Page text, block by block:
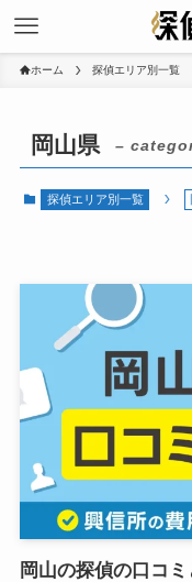
ホーム 探偵エリア別一覧
岡山県 –
探偵エリア別一覧
岡山の探偵の口コ